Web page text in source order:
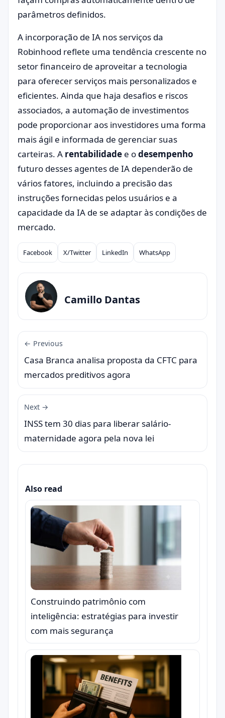
parâmetros definidos.
A incorporação de IA nos serviços da
Robinhood reflete uma tendência crescente no
setor financeiro de aproveitar a tecnologia
para oferecer serviços mais personalizados e
eficientes. Ainda que haja desafios e riscos
associados, a automação de investimentos
pode proporcionar aos investidores uma forma
mais ágil e informada de gerenciar suas
carteiras. A rentabilidade e odesempenho
futuro desses agentes de IA dependerão de
vários fatores, incluindo a precisão das
instruções fornecidas pelos usuários e a
capacidade da IA de se adaptar às condições de
mercado.
Compartilhar
Facebook X/Twitter LinkedIn WhatsApp
Camillo Dantas
← Previous
Casa Branca analisa proposta da CFTC para
mercados preditivos agora
Next →
INSS tem 30 dias para liberar salário-
maternidade agora pela nova lei
Also read
Construindo patrimônio com
inteligência: estratégias para investir
com mais segurança